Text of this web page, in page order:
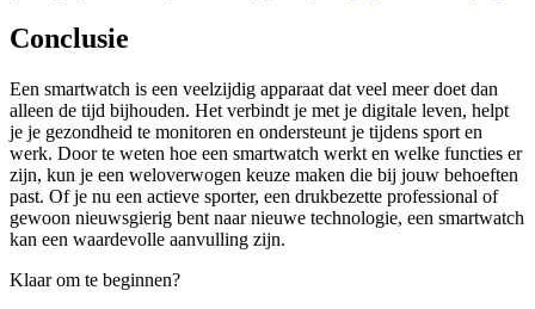
Conclusie
Een smartwatch is een veelzijdig apparaat dat veel meer doet dan
alleen de tijd bijhouden. Het verbindt je met je digitale leven, helpt
je je gezondheid te monitoren en ondersteunt je tijdens sport en
werk. Door te weten hoe een smartwatch werkt en welke functies er
zijn, kun je een weloverwogen keuze maken die bij jouw behoeften
past. Of je nu een actieve sporter, een drukbezette professional of
gewoon nieuwsgierig bent naar nieuwe technologie, een smartwatch
kan een waardevolle aanvulling zijn.
Klaar om te beginnen?